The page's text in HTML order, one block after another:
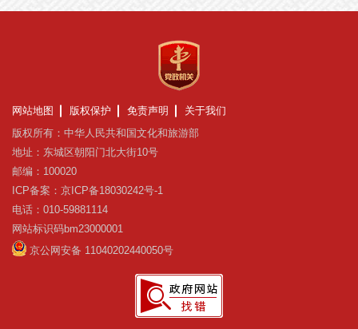
网站地图 版权保护 免责声明
关于我们
版权所有：中华人民共和国文化和旅游部
地址：东城区朝阳门北大街10号
邮编：100020
ICP备案：京ICP备18030242号-1
电话：010-59881114
网站标识码bm23000001
京公网安备 11040202440050号